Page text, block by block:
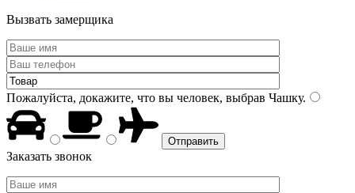
Вызвать замерщика
Пожалуйста, докажите, что вы человек, выбрав Чашку.
Заказать звонок